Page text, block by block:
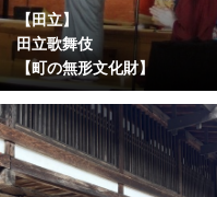
【田立】
田立歌舞伎
【町の無形文化財】